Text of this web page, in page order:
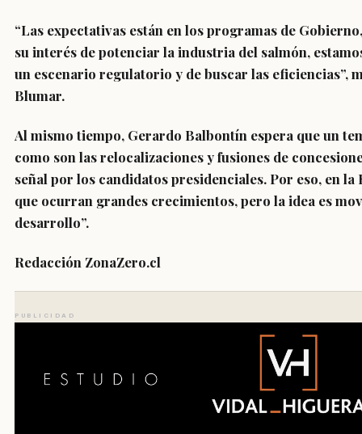
“Las expectativas están en los programas de
su interés de potenciar la industria del salmón,
un escenario regulatorio y de buscar las eficiencias”,
Blumar.
Al mismo tiempo, Gerardo Balbontín espera que un
como son las relocalizaciones y fusiones de
señal por los candidatos presidenciales. Por eso, en la
que ocurran grandes crecimientos, pero la idea es
desarrollo”.
Redacción ZonaZero.cl
PUBLICIDAD